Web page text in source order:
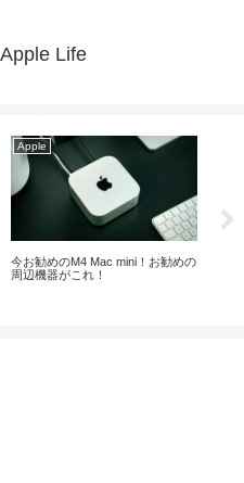
Life
Apple
今お勧めのM4 Mac mini！お勧めの
周辺機器がこれ！